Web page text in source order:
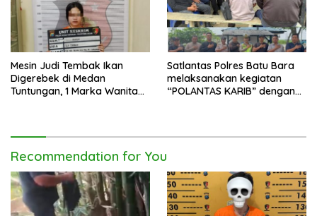
Mesin Judi Tembak Ikan
Digerebek di Medan
Tuntungan, 1 Marka Wanita
Satlantas Polres Batu Bara
melaksanakan kegiatan
“POLANTAS KARIB” dengan
Recommendation for You